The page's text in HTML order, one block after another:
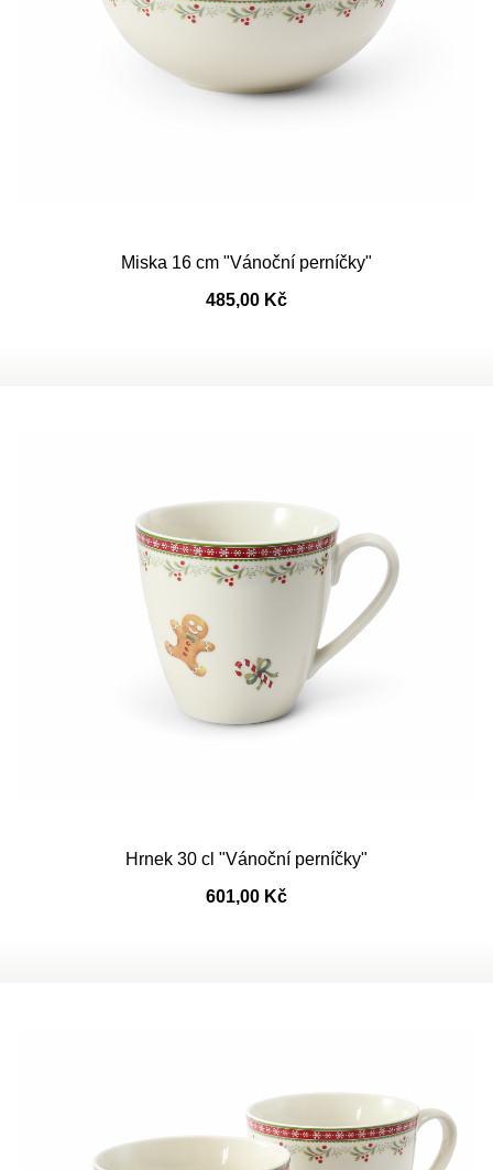
Miska 16 cm "Vánoční perníčky"
485,00 Kč
Hrnek 30 cl "Vánoční perníčky"
601,00 Kč